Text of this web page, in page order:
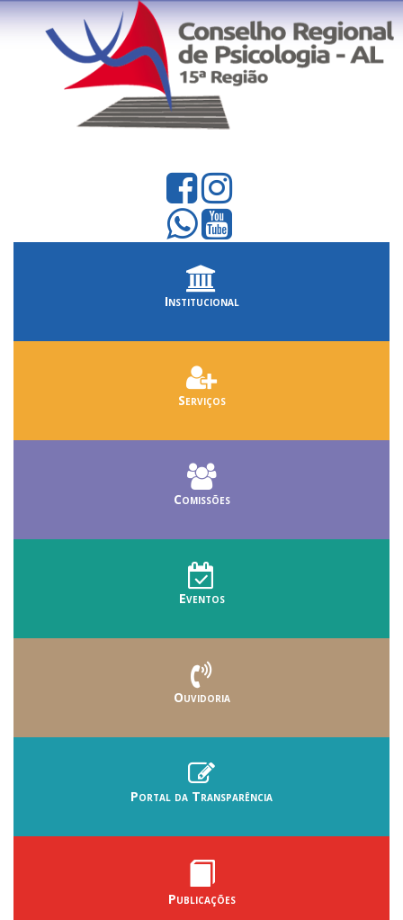
Institucional
Serviços
Comissões
Eventos
Ouvidoria
Portal da Transparência
Publicações